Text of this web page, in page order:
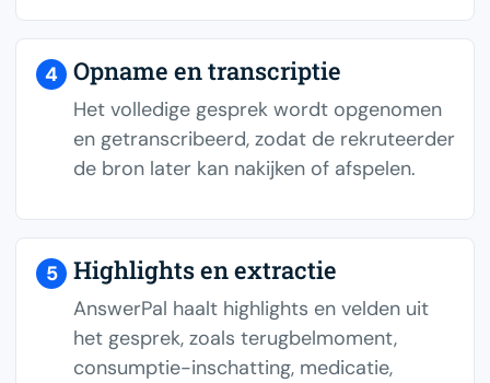
4 Opname en transcriptie
Het volledige gesprek wordt opgenomen
en getranscribeerd, zodat de rekruteerder
de bron later kan nakijken of afspelen.
5 Highlights en extractie
AnswerPal haalt highlights en velden uit
het gesprek, zoals terugbelmoment,
consumptie-inschatting, medicatie,